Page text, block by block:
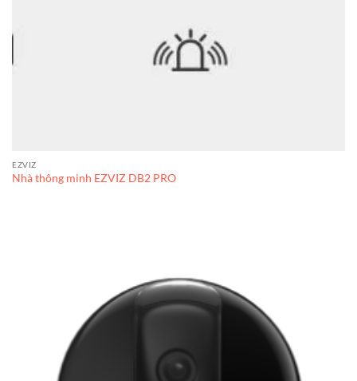
EZVIZ
Nhà thông minh EZVIZ DB2 PRO